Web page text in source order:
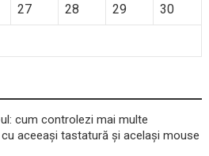
27 28 29 30
cum controlezi mai multe
aceeași tastatură și același mouse